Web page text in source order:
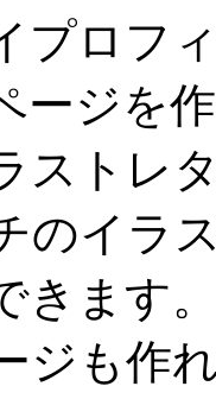
プロフ
ージを
ストレ
のイラ
きます
ジも作